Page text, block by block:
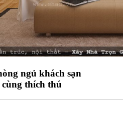
ngủ khách sạn
thích thú